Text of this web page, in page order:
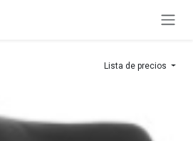
Lista de precios